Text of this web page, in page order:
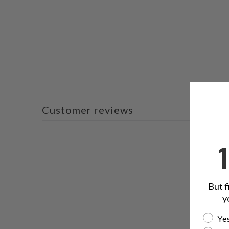
Customer reviews
But
Are